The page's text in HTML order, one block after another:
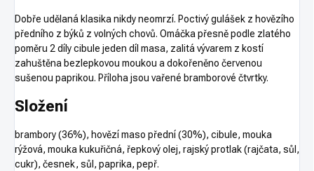
Dobře udělaná klasika nikdy neomrzí. Poctivý gulášek z hovězího
předního z býků z volných chovů. Omáčka přesně podle zlatého
poměru 2 díly cibule jeden díl masa, zalitá vývarem z kostí
zahuštěna bezlepkovou moukou a dokořeněno červenou
sušenou paprikou. Příloha jsou vařené bramborové čtvrtky.
Složení
brambory (36%), hovězí maso přední (30%), cibule, mouka
rýžová, mouka kukuřičná, řepkový olej, rajský protlak (rajčata, sůl,
cukr), česnek, sůl, paprika, pepř.